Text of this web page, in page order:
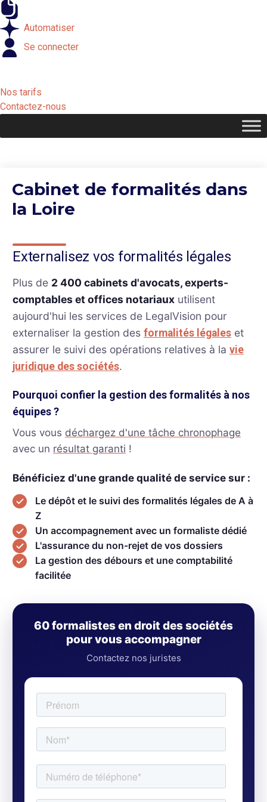
Automatiser
Se connecter
Nos tarifs
Contactez-nous
Cabinet de formalités dans
la Loire
Externalisez vos formalités légales
Plus de 2 400 cabinets d'avocats, experts-
comptables et offices notariaux utilisent
aujourd'hui les services de LegalVision pour
externaliser la gestion des formalités légales et
assurer le suivi des opérations relatives à la vie
juridique des sociétés.
Pourquoi confier la gestion des formalités à nos
équipes ?
Vous vous déchargez d'une tâche chronophage
avec un résultat garanti !
Bénéficiez d'une grande qualité de service sur :
Le dépôt et le suivi des formalités légales de A à
Z
Un accompagnement avec un formaliste dédié
L'assurance du non-rejet de vos dossiers
La gestion des débours et une comptabilité
facilitée
60 formalistes en droit des sociétés
pour vous accompagner
Contactez nos juristes